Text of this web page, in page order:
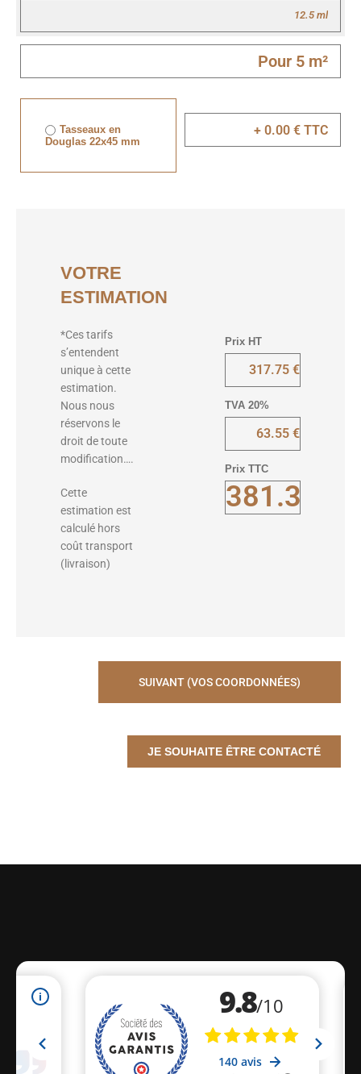
Tasseaux en
Douglas 22x45 mm
VOTRE
ESTIMATION
*Ces tarifs
s’entendent
unique à cette
estimation.
Nous nous
réservons le
droit de toute
modification….
Cette
estimation est
calculé hors
coût transport
(livraison)
Prix HT
TVA 20%
Prix TTC
SUIVANT (VOS COORDONNÉES)
JE SOUHAITE ÊTRE CONTACTÉ